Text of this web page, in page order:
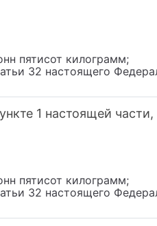
пятисот килограмм;
32 настоящего
1 настоящей части,
пятисот килограмм;
32 настоящего